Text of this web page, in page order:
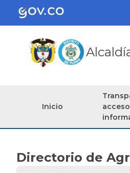
Inicio
acceso
Directorio de